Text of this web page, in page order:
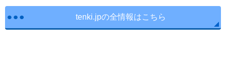
tenki.jpの全情報はこちら